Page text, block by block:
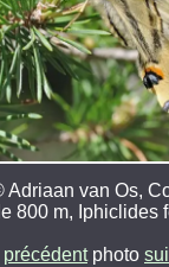
Adriaan van Os,
800 m, Iphiclides
précédentphoto